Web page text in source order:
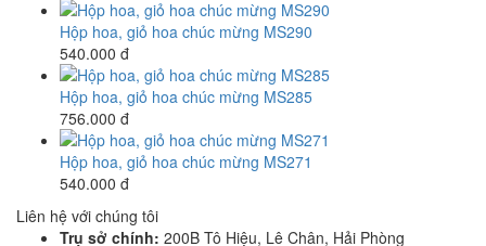
Hộp hoa, giỏ hoa chúc mừng MS290
540.000 đ
Hộp hoa, giỏ hoa chúc mừng MS285
756.000 đ
Hộp hoa, giỏ hoa chúc mừng MS271
540.000 đ
Liên hệ với chúng tôi
Trụ sở chính: 200B Tô Hiệu, Lê Chân, Hải Phòng